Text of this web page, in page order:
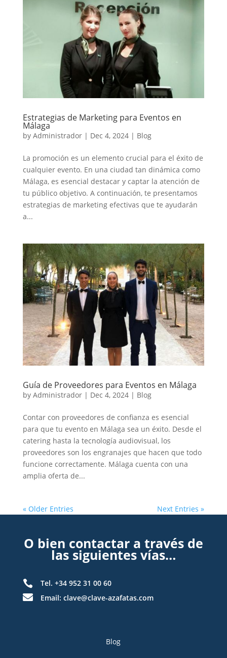
Estrategias de Marketing para Eventos en
Málaga
by Administrador| Dec 4, 2024| Blog
La promoción es un elemento crucial para el éxito de
cualquier evento. En una ciudad tan dinámica como
Málaga, es esencial destacar y captar la atención de
tu público objetivo. A continuación, te presentamos
estrategias de marketing efectivas que te ayudarán
a...
Guía de Proveedores para Eventos en Málaga
by Administrador| Dec 4, 2024| Blog
Contar con proveedores de confianza es esencial
para que tu evento en Málaga sea un éxito. Desde el
catering hasta la tecnología audiovisual, los
proveedores son los engranajes que hacen que todo
funcione correctamente. Málaga cuenta con una
amplia oferta de...
« Older Entries Next Entries »
O bien contactar a través de
las siguientes vías…
 Tel. +34 952 31 00 60
 Email: clave@clave-azafatas.com
Blog